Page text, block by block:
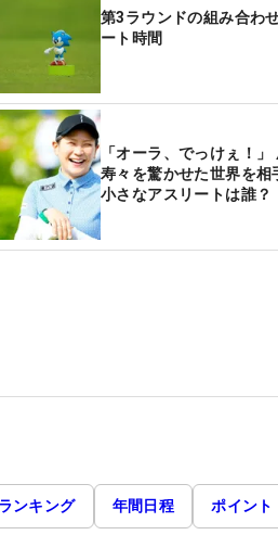
第3ラウンドの組み合わ
ート時間
「オーラ、でっけぇ！」
寿々を驚かせた世界を相
小さなアスリートは誰？
ンキング 年間日程 ポイント